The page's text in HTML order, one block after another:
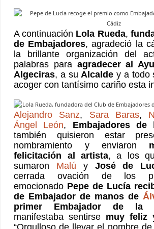
A continuación Lola Rueda,
de Embajadores, agradeció la
la brillante organización del
palabras para agradecer al
Algeciras, a suAlcalde y a todo
acoger con tantísimo cariño esta
Alejandro Sanz, Sara Baras,
Ángel León, Embajadores de
también quisieron estar
nombramiento y enviaron
felicitación al artista, a los
sumaron Malú y José de
cerrada ovación de los
emocionado Pepe de Lucía
de Embajador de manos de
primer Embajador de la
manifestaba sentirse muy feliz